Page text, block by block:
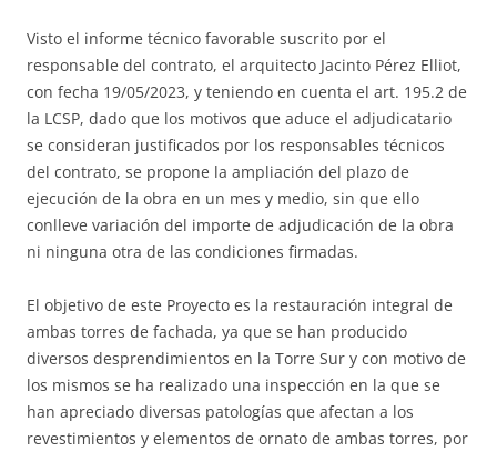
Visto el informe técnico favorable suscrito por el
responsable del contrato, el arquitecto Jacinto Pérez Elliot,
con fecha 19/05/2023, y teniendo en cuenta el art. 195.2 de
la LCSP, dado que los motivos que aduce el adjudicatario
se consideran justificados por los responsables técnicos
del contrato, se propone la ampliación del plazo de
ejecución de la obra en un mes y medio, sin que ello
conlleve variación del importe de adjudicación de la obra
ni ninguna otra de las condiciones firmadas.
El objetivo de este Proyecto es la restauración integral de
ambas torres de fachada, ya que se han producido
diversos desprendimientos en la Torre Sur y con motivo de
los mismos se ha realizado una inspección en la que se
han apreciado diversas patologías que afectan a los
revestimientos y elementos de ornato de ambas torres, por